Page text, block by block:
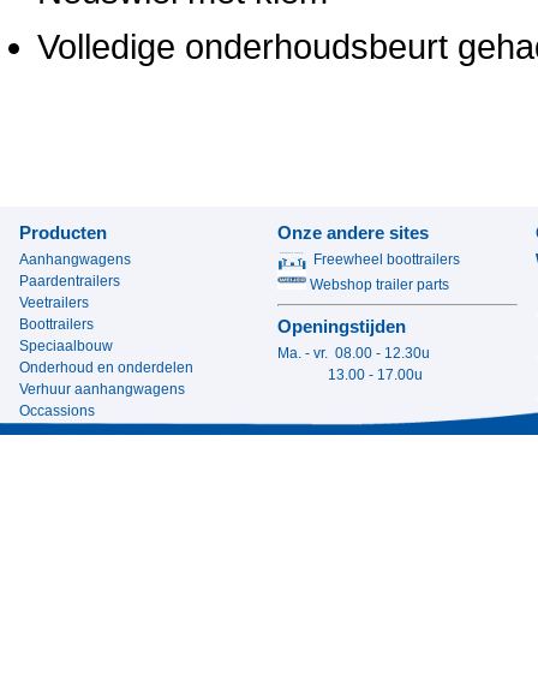
Volledige onderhoudsbeurt
Producten
Aanhangwagens
Paardentrailers
Veetrailers
Boottrailers
Speciaalbouw
Onderhoud en onderdelen
Verhuur aanhangwagens
Occassions
Onze andere sites
Freewheel boottrailers
Webshop trailer parts
Openingstijden
Ma. - vr. 08.00 - 12.30u
13.00 - 17.00u